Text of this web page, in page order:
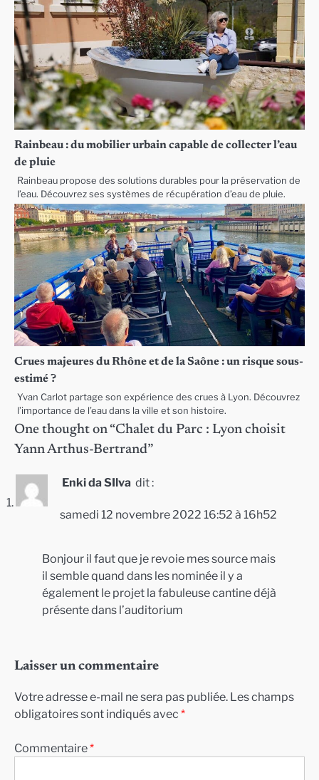
Rainbeau : du mobilier urbain capable de collecter l’eau
de pluie
Rainbeau propose des solutions durables pour la préservation de
l’eau. Découvrez ses systèmes de récupération d’eau de pluie.
Crues majeures du Rhône et de la Saône : un risque sous-
estimé ?
Yvan Carlot partage son expérience des crues à Lyon. Découvrez
l’importance de l’eau dans la ville et son histoire.
One thought on “Chalet du Parc : Lyon choisit
Yann Arthus-Bertrand”
Enki da SIlva dit :
samedi 12 novembre 2022 16:52 à 16h52
Bonjour il faut que je revoie mes source mais
il semble quand dans les nominée il y a
également le projet la fabuleuse cantine déjà
présente dans l’auditorium
Laisser un commentaire
Votre adresse e-mail ne sera pas publiée. Les champs
obligatoires sont indiqués avec *
Commentaire*